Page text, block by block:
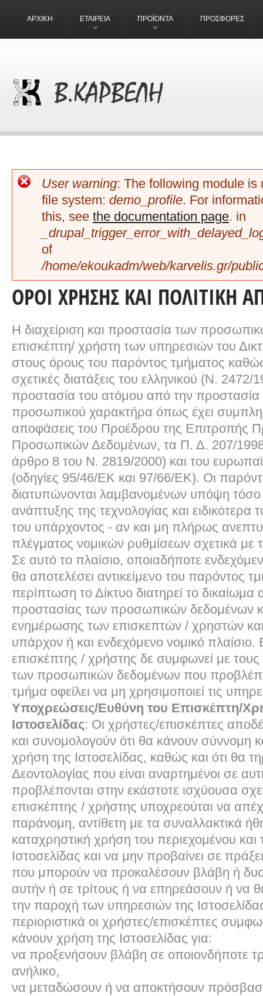
ΑΡΧΙΚΗ ΕΤΑΙΡΕΙΑ ΠΡΟΪΟΝΤΑ ΠΡΟΣΦΟΡΕΣ
ΜΉΝΥΜΑ ΣΦΆΛΜΑΤΟΣ
User warning: The following module is
file system: demo_profile. For
this, see the documentation page. in
of
/home/ekoukadm/web/karvelis.gr/
ΌΡΟΙ ΧΡΉΣΗΣ ΚΑΙ ΠΟΛΙΤΙΚΉ
Η διαχείριση και προστασία των
επισκέπτη/ χρήστη των υπηρεσιών του
στους όρους του παρόντος τμήματος
σχετικές διατάξεις του ελληνικού (Ν. 2472/
προστασία του ατόμου από την
προσωπικού χαρακτήρα όπως έχει
αποφάσεις του Προέδρου της Επιτροπής
Προσωπικών Δεδομένων, τα Π. Δ. 207/1998
άρθρο 8 του Ν. 2819/2000) και του
(οδηγίες 95/46/ΕΚ και 97/66/ΕΚ). Οι
διατυπώνονται λαμβανομένων υπόψη τόσο
ανάπτυξης της τεχνολογίας και ειδικότερα
του υπάρχοντος - αν και μη πλήρως
πλέγματος νομικών ρυθμίσεων σχετικά με
Σε αυτό το πλαίσιο, οποιαδήποτε
θα αποτελέσει αντικείμενο του παρόντος
περίπτωση το Δίκτυο διατηρεί το
προστασίας των προσωπικών δεδομένων
ενημέρωσης των επισκεπτών / χρηστών
υπάρχον ή και ενδεχόμενο νομικό πλαίσιο.
επισκέπτης / χρήστης δε συμφωνεί με
των προσωπικών δεδομένων που
τμήμα οφείλει να μη χρησιμοποιεί τις
Υποχρεώσεις/Ευθύνη του Επισκέπτη/
Ιστοσελίδας: Οι χρήστες/επισκέπτες
και συνομολογούν ότι θα κάνουν σύννομη
χρήση της Ιστοσελίδας, καθώς και ότι θα
Δεοντολογίας που είναι αναρτημένοι σε
προβλέπονται στην εκάστοτε ισχύουσα
επισκέπτης / χρήστης υποχρεούται να
παράνομη, αντίθετη με τα συναλλακτικά
καταχρηστική χρήση του περιεχομένου
Ιστοσελίδας και να μην προβαίνει σε
που μπορούν να προκαλέσουν βλάβη ή
αυτήν ή σε τρίτους ή να επηρεάσουν ή να
την παροχή των υπηρεσιών της
περιοριστικά οι χρήστες/επισκέπτες
κάνουν χρήση της Ιστοσελίδας για:
να προξενήσουν βλάβη σε οποιονδήποτε
ανήλικο,
να μεταδώσουν ή να αποκτήσουν